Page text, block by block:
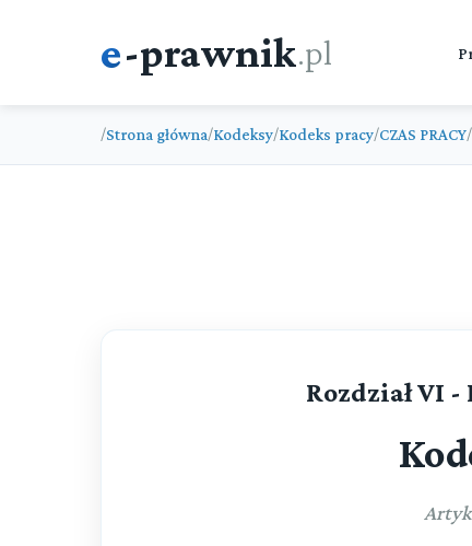
e-prawnik.pl
/Strona główna/Kodeksy/Kodeks pracy/CZAS PRACY/
Rozdział VI